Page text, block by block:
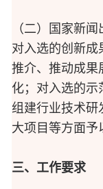
（二）国家新
对入选的创新成
推介、推动成果
化；对入选的示
组建行业技术研
大项目等方面予
三、工作要求